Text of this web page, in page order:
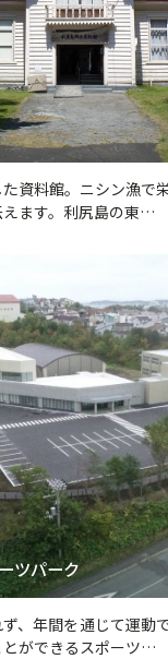
資料館。ニシン漁で
ます。利尻島の東…
ツパーク
、年間を通じて運動
ができるスポーツ…